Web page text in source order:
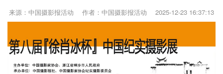
来源：中国摄影报活动 作者：中国摄影报活动 2025-12-23 16:37:13